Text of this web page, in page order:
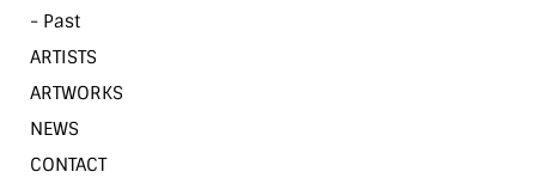
- Past
ARTISTS
ARTWORKS
NEWS
CONTACT